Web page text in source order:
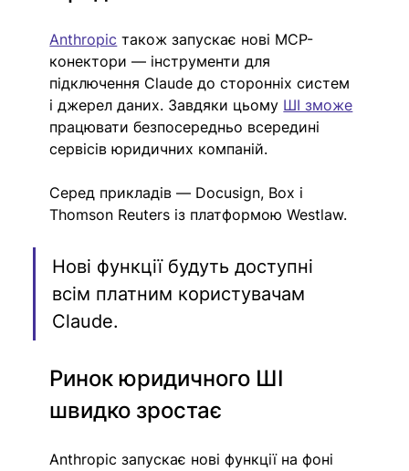
Anthropic також запускає нові MCP-
конектори — інструменти для
підключення Claude до сторонніх систем
і джерел даних. Завдяки цьому ШІ зможе
працювати безпосередньо всередині
сервісів юридичних компаній.
Серед прикладів — Docusign, Box і
Thomson Reuters із платформою Westlaw.
Нові функції будуть доступні
всім платним користувачам
Claude.
Ринок юридичного ШІ
швидко зростає
Anthropic запускає нові функції на фоні